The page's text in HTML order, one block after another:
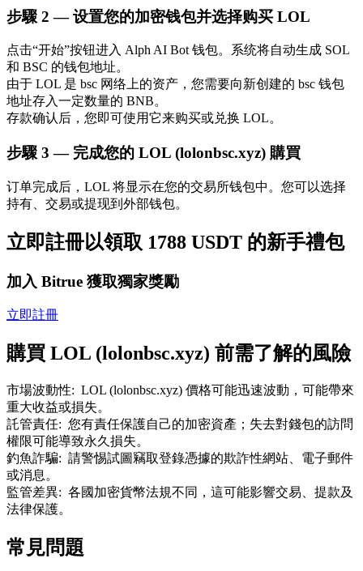
享受活期理財及長期收益
學習理財
合夥人計劃
步驟 2 — 设置您的加密钱包并选择购买 LOL
点击“开始”按钮进入 Alph AI Bot 钱包。系统将自动生成 SOL
和 BSC 的钱包地址。
由于 LOL 是 bsc 网络上的资产，您需要向新创建的 bsc 钱包
地址存入一定数量的 BNB。
存款确认后，您即可使用它来购买或兑换 LOL。
步驟 3 — 完成您的 LOL (lolonbsc.xyz) 購買
订单完成后，LOL 将显示在您的交易所钱包中。您可以选择
持有、交易或提现到外部钱包。
立即註冊以領取 1788 USDT 的新手禮包
加入 Bitrue 獲取獨家獎勵
立即註冊
購買 LOL (lolonbsc.xyz) 前需了解的風險
市場波動性: LOL (lolonbsc.xyz) 價格可能迅速波動，可能帶來
重大收益或損失。
託管責任: 您有責任保護自己的加密資產；失去對錢包的訪問
權限可能導致永久損失。
釣魚詐騙: 請警惕試圖竊取登錄憑據的欺詐性網站、電子郵件
或消息。
監管差異: 各國加密貨幣法規不同，這可能影響交易、提款及
法律保護。
常見問題